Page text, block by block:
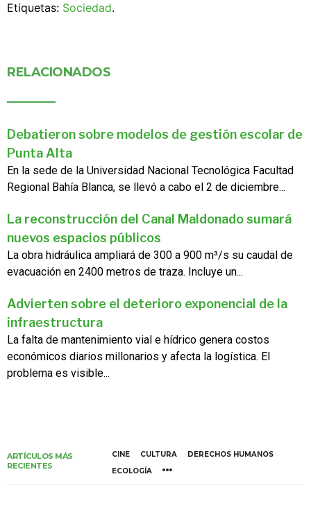
Etiquetas: Sociedad.
RELACIONADOS
Debatieron sobre modelos de gestión escolar de
Punta Alta
En la sede de la Universidad Nacional Tecnológica Facultad
Regional Bahía Blanca, se llevó a cabo el 2 de diciembre...
La reconstrucción del Canal Maldonado sumará
nuevos espacios públicos
La obra hidráulica ampliará de 300 a 900 m³/s su caudal de
evacuación en 2400 metros de traza. Incluye un...
Advierten sobre el deterioro exponencial de la
infraestructura
La falta de mantenimiento vial e hídrico genera costos
económicos diarios millonarios y afecta la logística. El
problema es visible...
ARTÍCULOS MÁS
RECIENTES
CINE CULTURA
DERECHOS HUMANOS
ECOLOGÍA